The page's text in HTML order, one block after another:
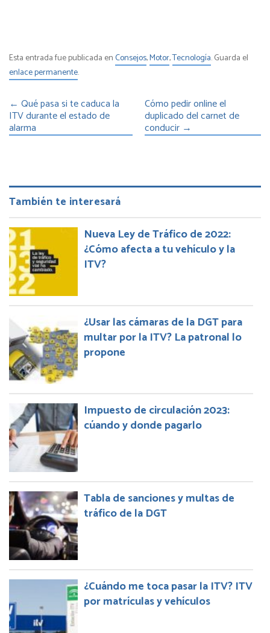
Esta entrada fue publicada enConsejos,Motor,Tecnología. Guarda el
enlace permanente.
← Qué pasa si te caduca la
ITV durante el estado de
alarma
Cómo pedir online el
duplicado del carnet de
conducir →
También te interesará
Nueva Ley de Tráfico de 2022:
¿Cómo afecta a tu vehículo y la
ITV?
¿Usar las cámaras de la DGT para
multar por la ITV? La patronal lo
propone
Impuesto de circulación 2023:
cúando y donde pagarlo
Tabla de sanciones y multas de
tráfico de la DGT
¿Cuándo me toca pasar la ITV? ITV
por matrículas y vehículos